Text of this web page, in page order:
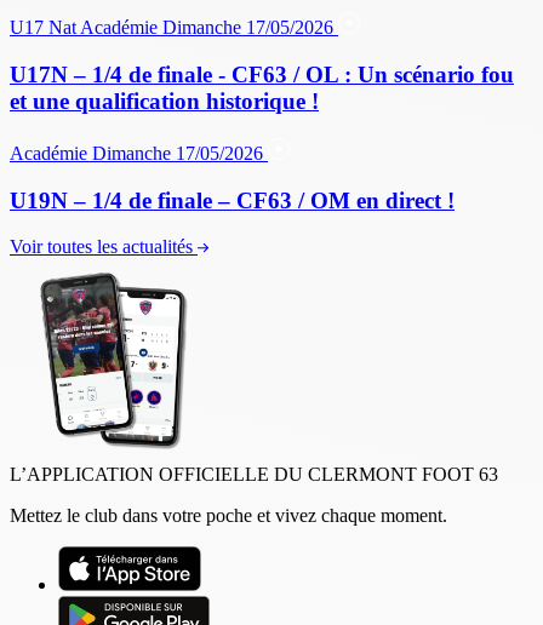
U17 Nat Académie Dimanche 17/05/2026
U17N – 1/4 de finale - CF63 / OL : Un scénario fou
et une qualification historique !
Académie Dimanche 17/05/2026
U19N – 1/4 de finale – CF63 / OM en direct !
Voir toutes les actualités
L’APPLICATION OFFICIELLE DU CLERMONT FOOT 63
Mettez le club dans votre poche et vivez chaque moment.